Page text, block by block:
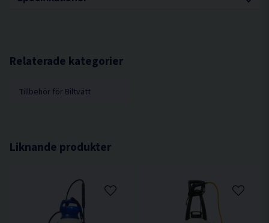
Spraya non-stop i ca 90 minuter på 1 laddning
Ställbart munstycke
Batterikapacitet mAh 1200mAh
Relaterade kategorier
Tillbehör för Biltvätt
Liknande produkter